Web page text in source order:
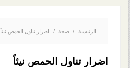
الرئيسية / صحة / اضرار تناول الحمص نيئاً
اضرار تناول الحمص نيئاً